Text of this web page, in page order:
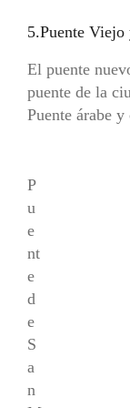
5.Puente
El puente
puente de la
Puente árabe
P
u
e
nt
e
d
e
S
a
n